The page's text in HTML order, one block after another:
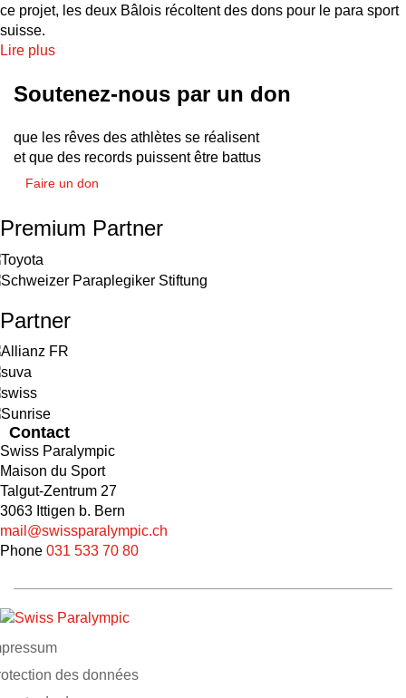
ce projet, les deux Bâlois récoltent des dons pour le para sport
suisse.
Lire plus
Soutenez-nous par un don
que les rêves des athlètes se réalisent
et que des records puissent être battus
Faire un don
Premium Partner
Partner
Contact
Swiss Paralympic
Maison du Sport
Talgut-Zentrum 27
3063 Ittigen b. Bern
mail@swissparalympic.ch
Phone 031 533 70 80
des données